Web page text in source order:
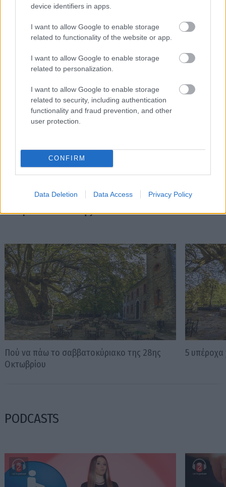
device identifiers in apps.
I want to allow Google to enable storage
related to functionality of the website or app.
I want to allow Google to enable storage
related to personalization.
I want to allow Google to enable storage
related to security, including authentication
functionality and fraud prevention, and other
user protection.
CONFIRM
Data Deletion Data Access Privacy Policy
Διαβάστε επίσης
Πού να πάω το σαββατοκύριακο της 28ης
Οκτωβρίου
5
PODCASTS